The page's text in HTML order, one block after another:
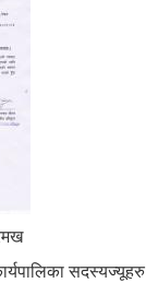
सदस्यज्यूहरु